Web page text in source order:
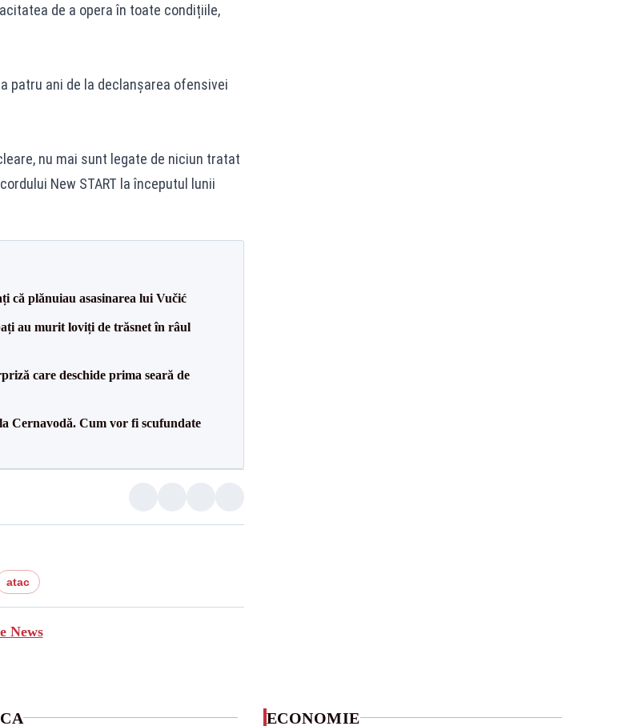
de a opera în toate condițiile,
patru ani de la declanșarea ofensivei
nu mai sunt legate de niciun tratat
New START la începutul lunii
că plănuiau asasinarea lui Vučić
au murit loviți de trăsnet în râul
care deschide prima seară de
Cernavodă. Cum vor fi scufundate
atac
News
ECONOMIE